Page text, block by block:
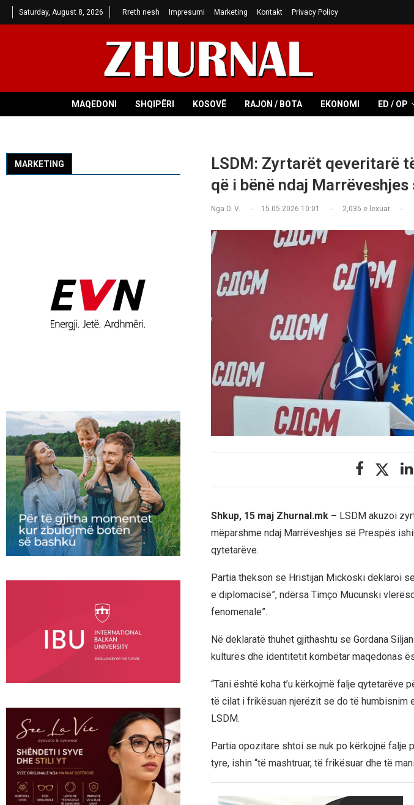
Saturday, August 8, 2026 Rreth nesh Impresumi Marketing Kontakt Privacy Policy
MAQEDONI SHQIPËRI KOSOVË RAJON / BOTA EKONOMI ED / OP
LSDM: Zyrtarët qeveritarë
që i bënë ndaj Marrëveshjes
Nga D. V. 15.05.2026 10:01 2,035 e lexuar
Shkup, 15 maj Zhurnal.mk – LSDM akuzoi
mëparshme ndaj Marrëveshjes së Prespës
qytetarëve.
Partia thekson se Hristijan Mickoski deklaroi
e diplomacisë”, ndërsa Timço Mucunski
fenomenale”.
Në deklaratë thuhet gjithashtu se Gordana
kulturës dhe identitetit kombëtar maqedonas
“Tani është koha t’u kërkojmë falje qytetarëve
të cilat i frikësuan njerëzit se do të humbisnim
LSDM.
Partia opozitare shtoi se nuk po kërkojnë falje
tyre, ishin “të mashtruar, të frikësuar dhe të
MARKETING